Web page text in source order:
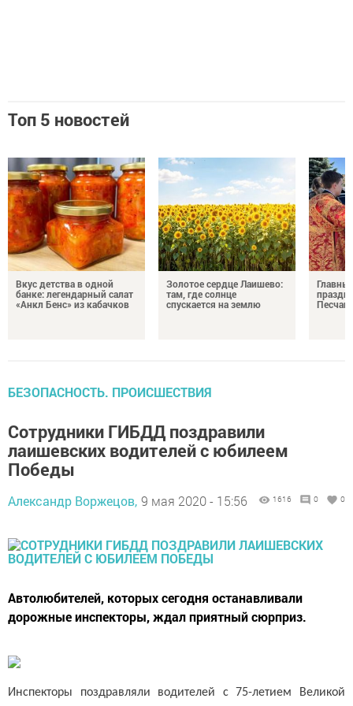
Топ 5 новостей
Вкус детства в одной
банке: легендарный салат
«Анкл Бенс» из кабачков
Золотое сердце Лаишево:
там, где солнце
спускается на землю
БЕЗОПАСНОСТЬ. ПРОИСШЕСТВИЯ
Сотрудники ГИБДД поздравили
лаишевских водителей с юбилеем
Победы
Александр Воржецов, 9 мая 2020 - 15:56 1616 0 0
Автолюбителей, которых сегодня останавливали
дорожные инспекторы, ждал приятный сюрприз.
Инспекторы поздравляли водителей с 75-летием Великой